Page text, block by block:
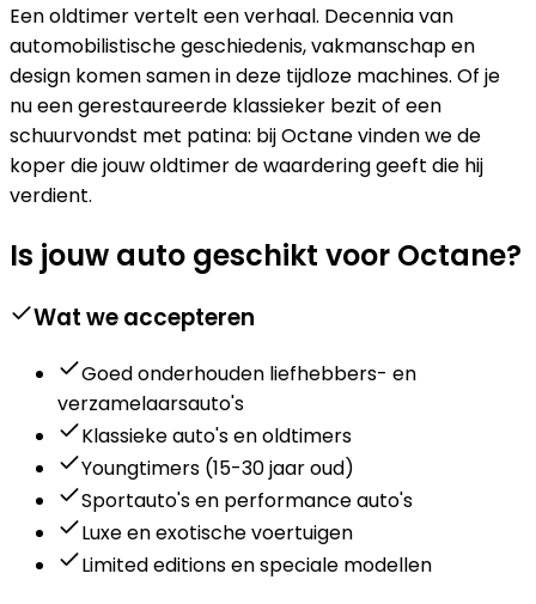
Een oldtimer vertelt een verhaal. Decennia van
automobilistische geschiedenis, vakmanschap en
design komen samen in deze tijdloze machines. Of je
nu een gerestaureerde klassieker bezit of een
schuurvondst met patina: bij Octane vinden we de
koper die jouw oldtimer de waardering geeft die hij
verdient.
Is jouw auto geschikt voor Octane?
Wat we accepteren
Goed onderhouden liefhebbers- en
verzamelaarsauto's
Klassieke auto's en oldtimers
Youngtimers (15-30 jaar oud)
Sportauto's en performance auto's
Luxe en exotische voertuigen
Limited editions en speciale modellen